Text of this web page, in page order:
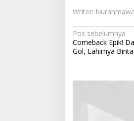
Writer:
N
a
i
Pos sebelumnya
Comeback Epik!
Gol, Lahirnya